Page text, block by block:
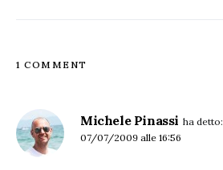
1 COMMENT
Michele Pinassi ha detto:
07/07/2009 alle 16:56